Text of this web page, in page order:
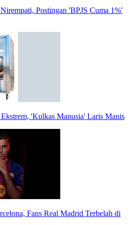
Postingan 'BPJS Cuma 1%'
Ekstrem, 'Kulkas Manusia' Laris Manis
Fans Real Madrid Terbelah di